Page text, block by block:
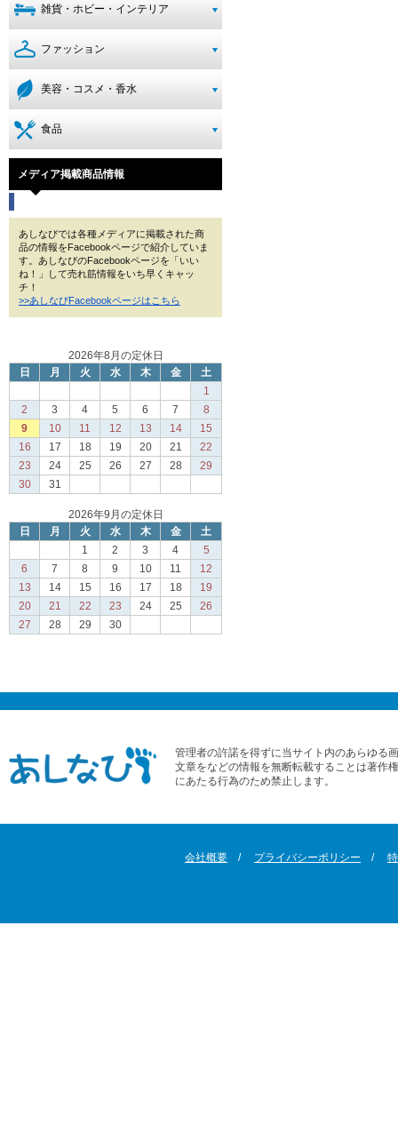
雑貨・ホビー・インテリア
ファッション
美容・コスメ・香水
食品
メディア掲載商品情報
あしなびでは各種メディアに掲載された商
品の情報をFacebookページで紹介していま
す。あしなびのFacebookページを「いい
ね！」して売れ筋情報をいち早くキャッ
チ！
>>あしなびFacebookページはこちら
2026年8月の定休日
日
月 火 水 木 金
土
1
2
3 4 5 6 7
8
9
10 11 12 13 14
15
16
17 18 19 20 21
22
23
24 25 26 27 28
29
30
31
2026年9月の定休日
日
月 火 水 木 金
土
1
2 3 4
5
6
7 8 9 10 11
12
13
14 15 16 17 18
19
20
21 22 23 24 25
26
27
28 29 30
管理者の許諾を得ずに当サイト内のあらゆる
文章をなどの情報を無断転載することは著作
にあたる行為のため禁止します。
会社概要 プライバシーポリシー